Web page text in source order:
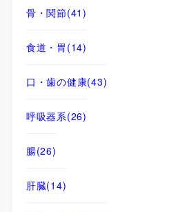
骨・関節(41)
食道・胃 (14)
口・歯の健康(43)
呼吸器系(26)
腸(26)
肝臓(14)